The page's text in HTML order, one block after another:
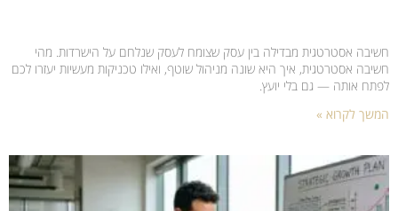
חשיבה אסטרטגית מבדילה בין עסק שצומח לעסק שנלחם על הישרדות. מהי
חשיבה אסטרטגית, איך היא שונה מניהול שוטף, ואילו טכניקות מעשיות יעזרו לכם
לפתח אותה — גם בלי יועץ.
המשך לקרוא »